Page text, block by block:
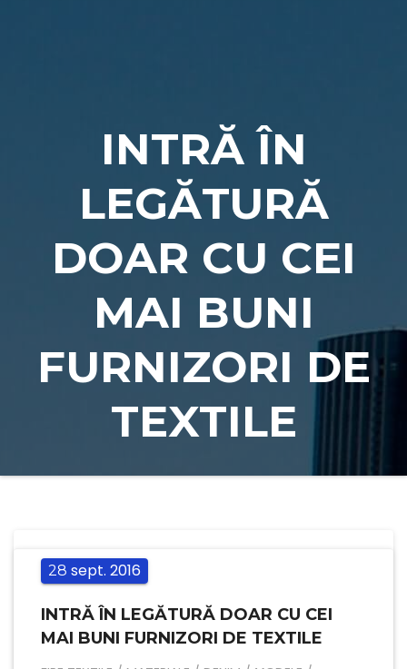
INTRĂ ÎN
LEGĂTURĂ
DOAR СU CEI
MAI BUNI
FURNIZORI DE
TEXTILE
28 sept. 2016
INTRĂ ÎN LEGĂTURĂ DOAR СU CEI
MAI BUNI FURNIZORI DE TEXTILE